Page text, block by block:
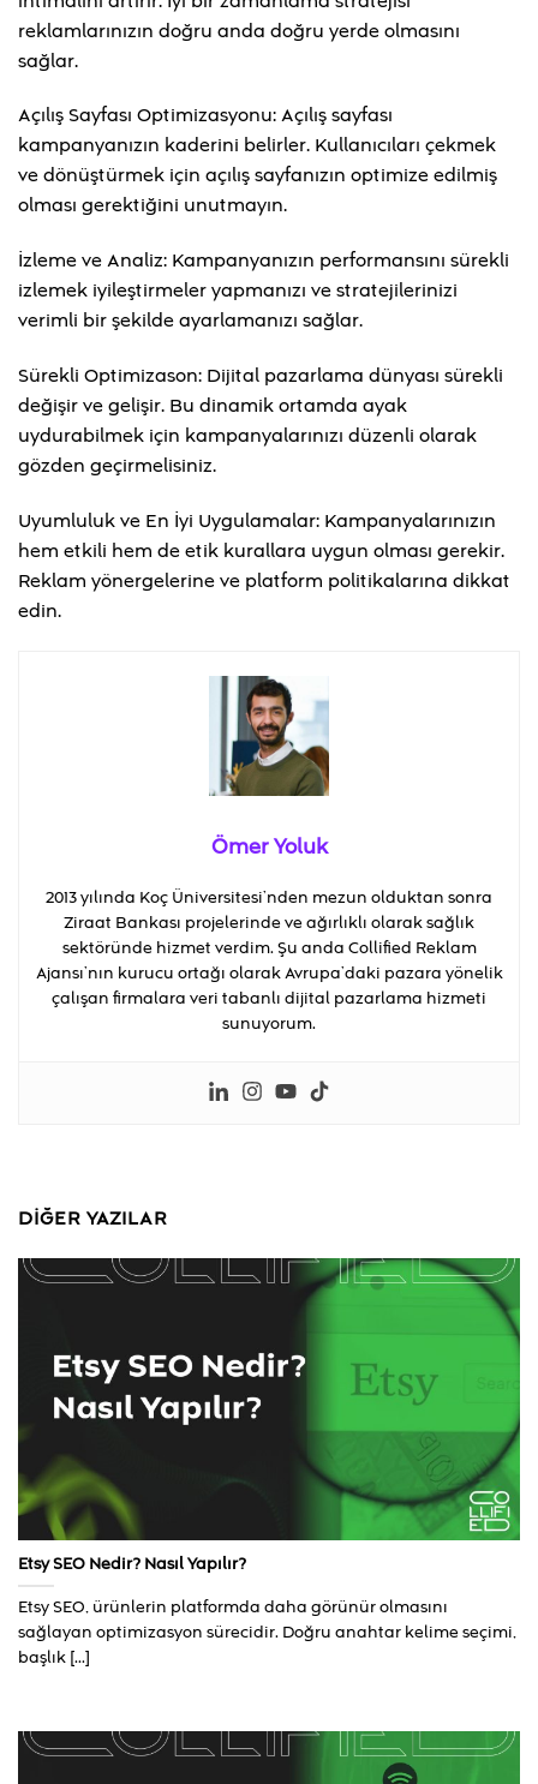
reklamlarınızın doğru anda doğru yerde olmasını
sağlar.
Açılış Sayfası Optimizasyonu: Açılış sayfası
kampanyanızın kaderini belirler. Kullanıcıları çekmek
ve dönüştürmek için açılış sayfanızın optimize edilmiş
olması gerektiğini unutmayın.
İzleme ve Analiz: Kampanyanızın performansını sürekli
izlemek iyileştirmeler yapmanızı ve stratejilerinizi
verimli bir şekilde ayarlamanızı sağlar.
Sürekli Optimizason: Dijital pazarlama dünyası sürekli
değişir ve gelişir. Bu dinamik ortamda ayak
uydurabilmek için kampanyalarınızı düzenli olarak
gözden geçirmelisiniz.
Uyumluluk ve En İyi Uygulamalar: Kampanyalarınızın
hem etkili hem de etik kurallara uygun olması gerekir.
Reklam yönergelerine ve platform politikalarına dikkat
edin.
Ömer Yoluk
2013 yılında Koç Üniversitesi’nden mezun olduktan sonra
Ziraat Bankası projelerinde ve ağırlıklı olarak sağlık
sektöründe hizmet verdim. Şu anda Collified Reklam
Ajansı’nın kurucu ortağı olarak Avrupa’daki pazara yönelik
çalışan firmalara veri tabanlı dijital pazarlama hizmeti
sunuyorum.
DIĞER YAZILAR
Etsy SEO Nedir? Nasıl Yapılır?
Etsy SEO, ürünlerin platformda daha görünür olmasını
sağlayan optimizasyon sürecidir. Doğru anahtar kelime seçimi,
başlık [...]